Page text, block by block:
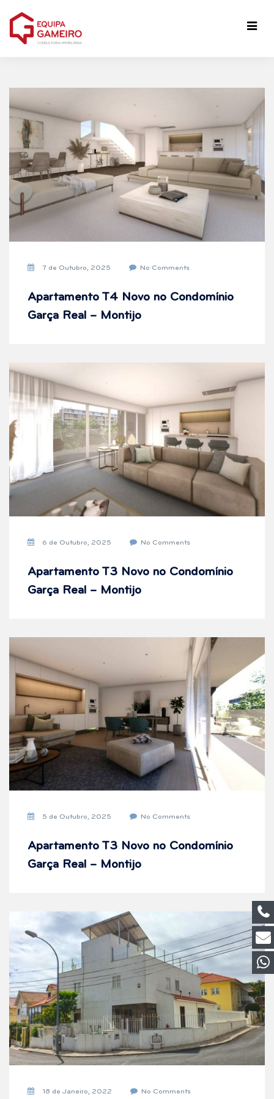
7 de Outubro, 2025 No Comments
Apartamento T4 Novo no Condomínio
Garça Real – Montijo
6 de Outubro, 2025 No Comments
Apartamento T3 Novo no Condomínio
Garça Real – Montijo
5 de Outubro, 2025 No Comments
Apartamento T3 Novo no Condomínio
Garça Real – Montijo
18 de Janeiro, 2022 No Comments